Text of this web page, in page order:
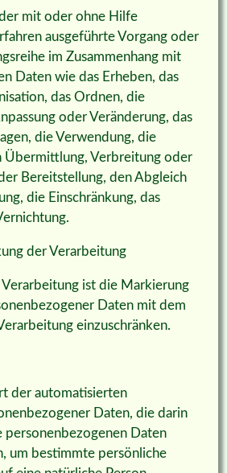
mit oder ohne Hilfe
ausgeführte Vorgang oder
im Zusammenhang mit
Daten wie das Erheben, das
das Ordnen, die
oder Veränderung, das
die Verwendung, die
Übermittlung, Verbreitung oder
Bereitstellung, den Abgleich
die Einschränkung, das
der Verarbeitung
Verarbeitung ist die Markierung
Daten mit dem
einzuschränken.
der automatisierten
Daten, die darin
personenbezogenen Daten
um bestimmte persönliche